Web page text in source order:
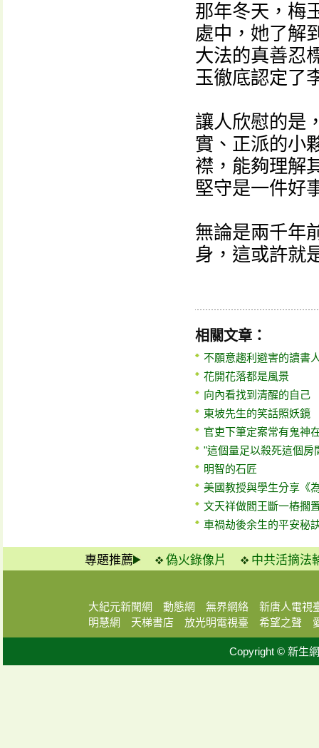
那年冬天，梅
處中，她了解
大法的真善忍
玉徹底認定了
讓人欣慰的是
實、正派的小
襟，能夠理解
堅守是一件好
無論是兩千年
身，這或許就
相關文章：
不願意趨利避害的讀書
花開花落都是風景
向內看找到清醒的自己
東坡先生的笑話照妖鏡
官吏下筆定案常有鬼神
"這個量足以殺死這個房
明智的石匠
美國教授與學生分享《
文天祥做閻王斷一樁擱
車禍劫後余生的平安秘
專題推薦 偽火錄像片 中共活摘法
大紀元新聞網 動態網 無界網絡
新唐人電視
明慧網
天梯書店 放光明電視臺 希望之聲
Copyright © 新生